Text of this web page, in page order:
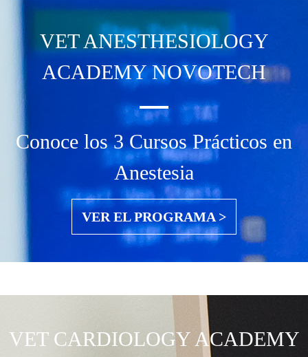
VET ANESTHESIOLOGY
ACADEMY NOVOTECH
Conoce los 3 Cursos Prácticos en
Anestesia
VER EL PROGRAMA >
VET CARDIOLOGY ACADEMY